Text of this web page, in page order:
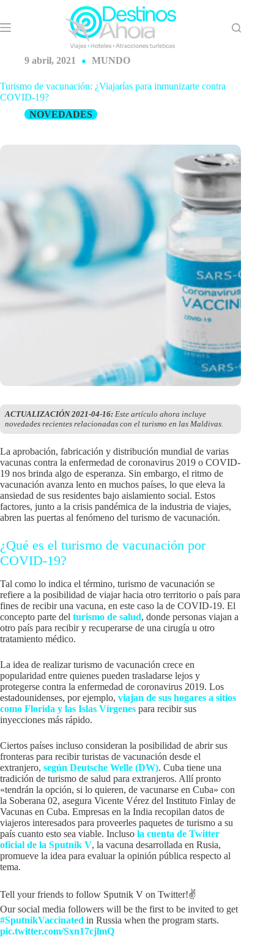
contenido
9 abril, 2021 MUNDO
Turismo de vacunación: ¿Viajarías para inmunizarte contra
COVID-19?
NOVEDADES
ACTUALIZACIÓN 2021-04-16: Este artículo ahora incluye
novedades recientes relacionadas con el turismo en las Maldivas.
La aprobación, fabricación y distribución mundial de varias
vacunas contra la enfermedad de coronavirus 2019 o COVID-
19 nos brinda algo de esperanza. Sin embargo, el ritmo de
vacunación avanza lento en muchos países, lo que eleva la
ansiedad de sus residentes bajo aislamiento social. Estos
factores, junto a la crisis pandémica de la industria de viajes,
abren las puertas al fenómeno del turismo de vacunación.
¿Qué es el turismo de vacunación por
COVID-19?
Tal como lo indica el término, turismo de vacunación se
refiere a la posibilidad de viajar hacia otro territorio o país para
fines de recibir una vacuna, en este caso la de COVID-19. El
concepto parte del turismo de salud, donde personas viajan a
otro país para recibir y recuperarse de una cirugía u otro
tratamiento médico.
La idea de realizar turismo de vacunación crece en
popularidad entre quienes pueden trasladarse lejos y
protegerse contra la enfermedad de coronavirus 2019. Los
estadounidenses, por ejemplo, viajan de sus hogares a sitios
como Florida y las Islas Vírgenes para recibir sus
inyecciones más rápido.
Ciertos países incluso consideran la posibilidad de abrir sus
fronteras para recibir turistas de vacunación desde el
extranjero, según Deutsche Welle (DW). Cuba tiene una
tradición de turismo de salud para extranjeros. Allí pronto
«tendrán la opción, si lo quieren, de vacunarse en Cuba» con
la Soberana 02, asegura Vicente Vérez del Instituto Finlay de
Vacunas en Cuba. Empresas en la India recopilan datos de
viajeros interesados para proveerles paquetes de turismo a su
país cuanto esto sea viable. Incluso la cuenta de Twitter
oficial de la Sputnik V, la vacuna desarrollada en Rusia,
promueve la idea para evaluar la opinión pública respecto al
tema.
Tell your friends to follow Sputnik V on Twitter!✌️
Our social media followers will be the first to be invited to get
#SputnikVaccinated in Russia when the program starts.
pic.twitter.com/Sxn17cjlmQ